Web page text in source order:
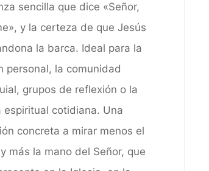
sencilla que dice «Señor,
y la certeza de que Jesús
la barca. Ideal para la
personal, la comunidad
grupos de reflexión o la
espiritual cotidiana. Una
concreta a mirar menos el
más la mano del Señor, que